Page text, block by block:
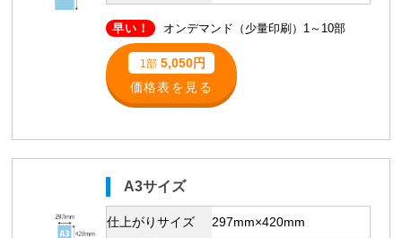
早い！ オンデマンド（少量印刷）1～10部
1部5,050円
価格表を見る
A3サイズ
仕上がりサイズ 297mm×420mm